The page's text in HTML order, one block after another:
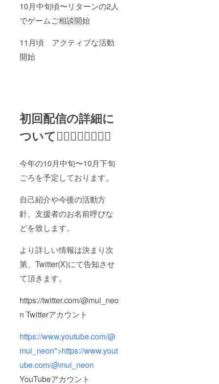
10月中旬頃〜リターンの2人
でゲームご相談開始
11月頃 アクティブな活動
開始
初回配信の詳細に
ついて🙇🏻‍♀️🙇‍♀️🙇🏼‍♀
今年の10月中旬〜10月下旬
ごろを予定しております。
自己紹介や今後の活動方
針、支援者のお名前呼びな
どを致します。
より詳しい情報は決まり次
第、Twitter(X)にて告知させ
て頂きます。
https://twitter.com/@mui_neo
n Twitterアカウント
https://www.youtube.com/@
mui_neon">https://www.yout
ube.com/@mui_neon
YouTubeアカウント